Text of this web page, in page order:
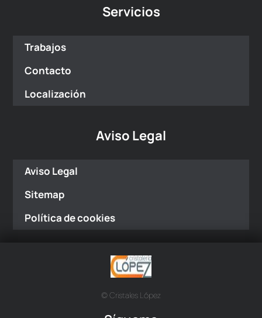
Servicios
Trabajos
Contacto
Localización
Aviso Legal
Aviso Legal
Sitemap
Política de cookies
© Cristales López